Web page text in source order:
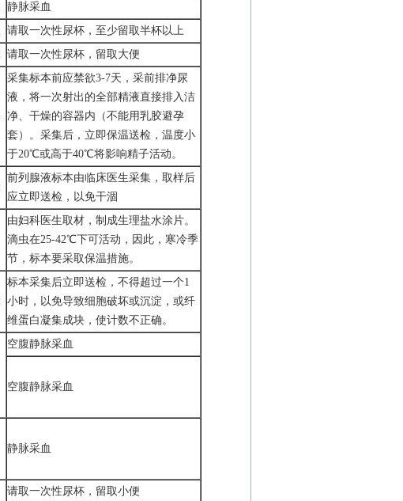
静脉采血
请取一次性尿杯，至少留取半杯以上
请取一次性尿杯，留取大便
采集标本前应禁欲3-7天，采前排净尿
液，将一次射出的全部精液直接排入洁
净、干燥的容器内（不能用乳胶避孕
套）。采集后，立即保温送检，温度小
于20℃或高于40℃将影响精子活动。
前列腺液标本由临床医生采集，取样后
应立即送检，以免干涸
由妇科医生取材，制成生理盐水涂片。
滴虫在25-42℃下可活动，因此，寒冷季
节，标本要采取保温措施。
标本采集后立即送检，不得超过一个1
小时，以免导致细胞破坏或沉淀，或纤
维蛋白凝集成块，使计数不正确。
空腹静脉采血
空腹静脉采血
静脉采血
请取一次性尿杯，留取小便